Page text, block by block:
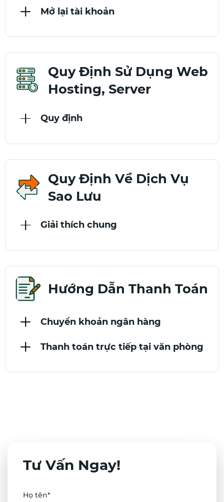
Mở lại tài khoản
Quy Định Sử Dụng Web
Hosting, Server
Quy định
Quy Định Về Dịch Vụ
Sao Lưu
Giải thích chung
Hướng Dẫn Thanh Toán
Chuyển khoản ngân hàng
Thanh toán trực tiếp tại văn phòng
Tư Vấn Ngay!
Họ tên*